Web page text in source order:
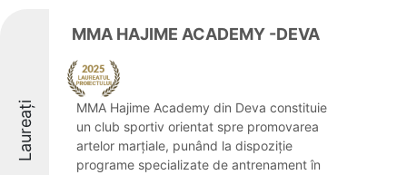
Laureați
MMA HAJIME ACADEMY -DEVA
MMA Hajime Academy din Deva constituie
un club sportiv orientat spre promovarea
artelor marțiale, punând la dispoziție
programe specializate de antrenament în